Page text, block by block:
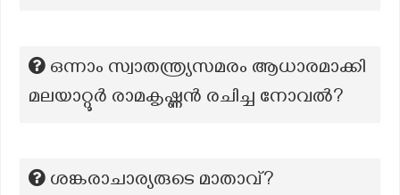
ഒന്നാം സ്വാതന്ത്ര്യസമരം ആധാരമാക്കി
മലയാറ്റൂർ രാമകൃഷ്ണൻ രചിച്ച നോവൽ?
ശങ്കരാചാര്യരുടെ മാതാവ്?